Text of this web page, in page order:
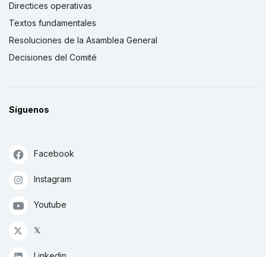
Directices operativas
Textos fundamentales
Resoluciones de la Asamblea General
Decisiones del Comité
Síguenos
Facebook
Instagram
Youtube
𝕏